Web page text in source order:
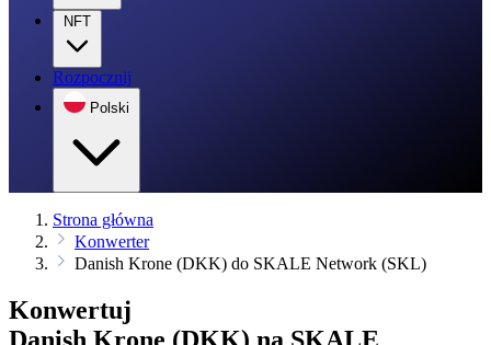
NFT
Rozpocznij
Polski
Strona główna
Konwerter
Danish Krone (DKK) do SKALE Network (SKL)
Konwertuj